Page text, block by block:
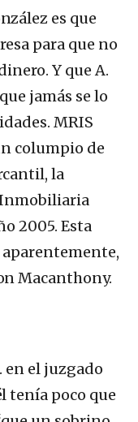
es que
para que no
Y que A.
jamás se lo
MRIS
columpio de
la
Inmobiliaria
2005. Esta
aparentemente,
Macanthony.
en el juzgado
tenía poco que